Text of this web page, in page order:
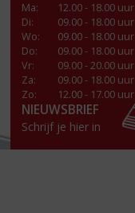
Ma:
12.00 - 18.00 uur
Di:
09.00 - 18.00 uur
Wo:
09.00 - 18.00 uur
Do:
09.00 - 18.00 uur
Vr:
09.00 - 20.00 uur
Za:
09.00 - 18.00 uur
Zo:
12.00 - 17.00 uur
NIEUWSBRIEF
Schrijf je hier in